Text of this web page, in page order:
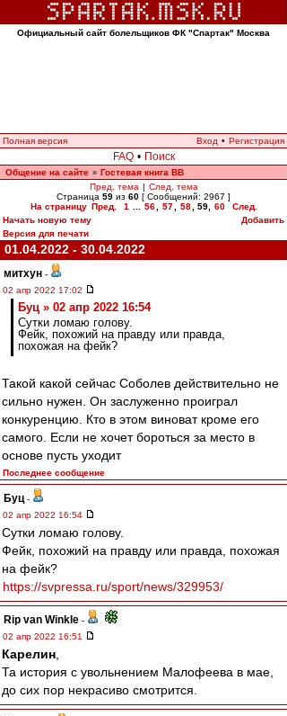
Официальный сайт болельщиков ФК "Спартак" Москва
Полная версия Вход • Регистрация
FAQ • Поиск
Общение на сайте » Гостевая книга ВВ
Пред. тема | След. тема
Страница 59 из 60 [ Сообщений: 2967 ]
На страницу Пред. 1 56 57 58 59, 60
След.
Начать новую тему
Добавить
Версия для печати
01.04.2022 - 30.04.2022
митхун -
02 апр 2022 17:02
Буц » 02 апр 2022 16:54
Сутки ломаю голову.
Фейк, похожий на правду или правда,
похожая на фейк?
Такой какой сейчас Соболев действительно не
сильно нужен. Он заслуженно проиграл
конкуренцию. Кто в этом виноват кроме его
самого. Если не хочет бороться за место в
основе пусть уходит
Последнее сообщение
Буц -
02 апр 2022 16:54
Сутки ломаю голову.
Фейк, похожий на правду или правда, похожая
на фейк?
https://svpressa.ru/sport/news/329953/
Rip van Winkle -
02 апр 2022 16:51
Карелин
Та история с увольнением Малофеева в мае,
до сих пор некрасиво смотрится.